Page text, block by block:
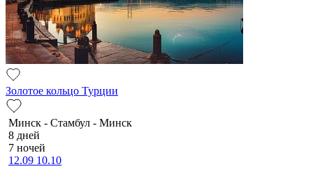
Золотое кольцо Турции
Минск - Стамбул - Минск
8 дней
7 ночей
12.09 10.10